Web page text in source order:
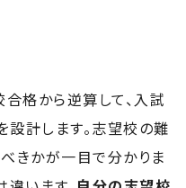
合格から逆算して、入試
計します。志望校の難
きかが一目で分かりま